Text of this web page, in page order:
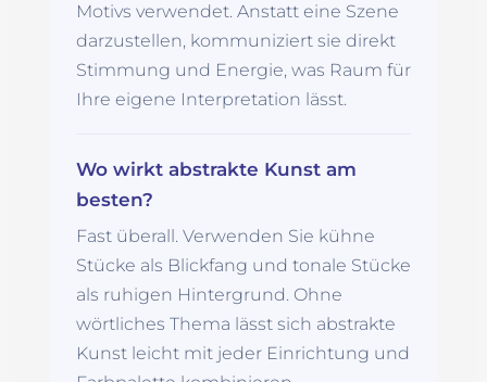
Motivs verwendet. Anstatt eine Szene
darzustellen, kommuniziert sie direkt
Stimmung und Energie, was Raum für
Ihre eigene Interpretation lässt.
Wo wirkt abstrakte Kunst am
besten?
Fast überall. Verwenden Sie kühne
Stücke als Blickfang und tonale Stücke
als ruhigen Hintergrund. Ohne
wörtliches Thema lässt sich abstrakte
Kunst leicht mit jeder Einrichtung und